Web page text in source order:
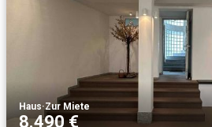
Haus·Zur Miete
8.490 €